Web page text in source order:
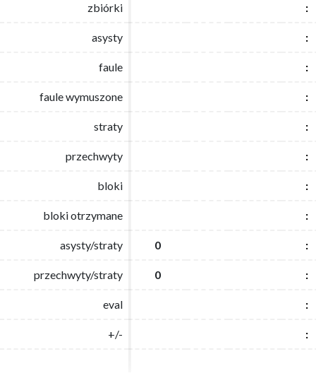
zbiórki :
asysty :
faule :
faule wymuszone :
straty :
przechwyty :
bloki :
bloki otrzymane :
asysty/straty 0 :
przechwyty/straty 0 :
eval :
+/- :
zbiórki :
asysty :
faule :
faule wymuszone :
straty :
przechwyty :
bloki :
bloki otrzymane :
asysty/straty 0 :
przechwyty/straty 0 :
eval :
+/- :